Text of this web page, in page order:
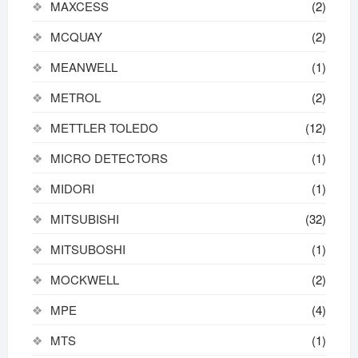
MAXCESS
(2)
MCQUAY
(2)
MEANWELL
(1)
METROL
(2)
METTLER TOLEDO
(12)
MICRO DETECTORS
(1)
MIDORI
(1)
MITSUBISHI
(32)
MITSUBOSHI
(1)
MOCKWELL
(2)
MPE
(4)
MTS
(1)